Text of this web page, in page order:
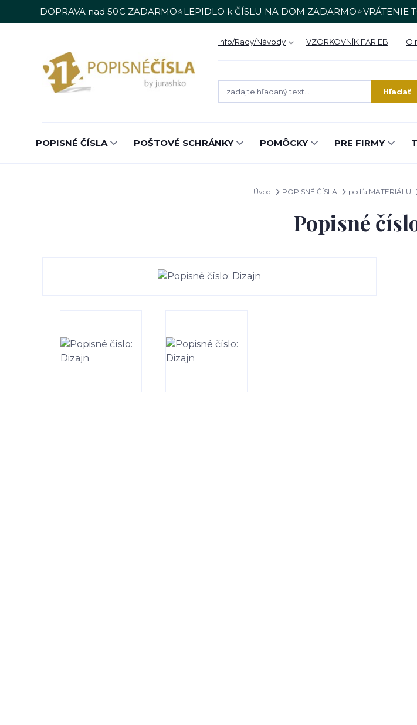
DOPRAVA nad 50€ ZADARMO⭐LEPIDLO k ČÍSLU NA DOM
Info/Rady/Návody VZORKOVNÍK FARIEB O
Hľadať
POPISNÉ ČÍSLA POŠTOVÉ SCHRÁNKY POMÔCKY PRE FIRMY
Úvod POPISNÉ ČÍSLA podľa MATERIÁLU
Popisné